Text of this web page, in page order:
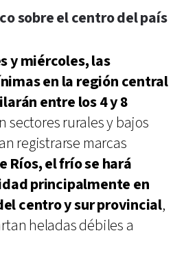
sobre el centro del país
y miércoles, las
en la región central
entre los 4 y 8
sectores rurales y bajos
registrarse marcas
Ríos, el frío se hará
principalmente en
centro y sur provincial,
heladas débiles a